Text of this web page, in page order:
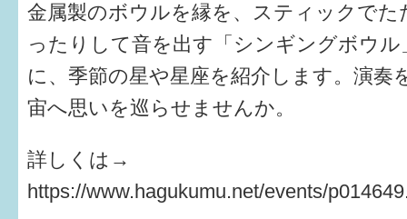
金属製のボウルを縁を、スティックでた
ったりして音を出す「シンギングボウ
に、季節の星や星座を紹介します。演奏
宙へ思いを巡らせませんか。
詳しくは→
https://www.hagukumu.net/events/